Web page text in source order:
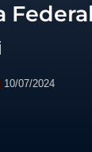
Federal
10/07/2024